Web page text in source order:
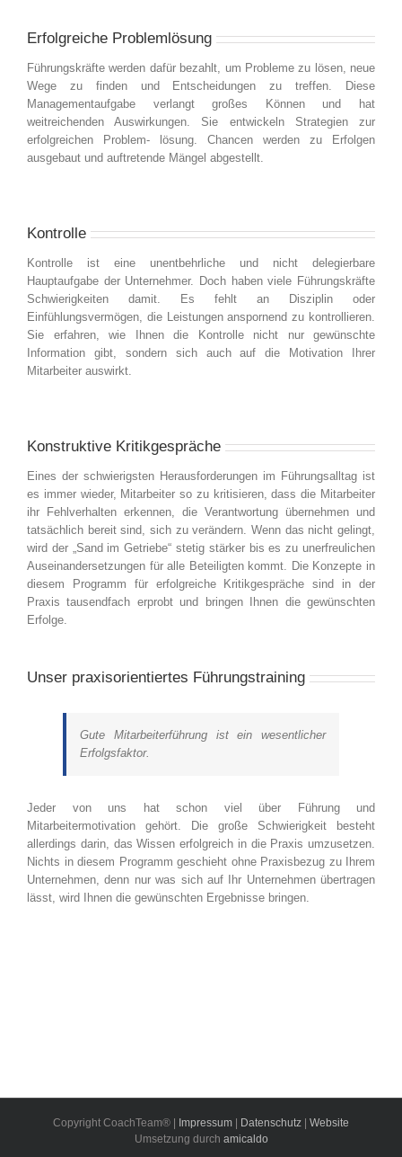
Erfolgreiche Problemlösung
Führungskräfte werden dafür bezahlt, um Probleme zu lösen, neue
Wege zu finden und Entscheidungen zu treffen. Diese
Managementaufgabe verlangt großes Können und hat
weitreichenden Auswirkungen. Sie entwickeln Strategien zur
erfolgreichen Problem- lösung. Chancen werden zu Erfolgen
ausgebaut und auftretende Mängel abgestellt.
Kontrolle
Kontrolle ist eine unentbehrliche und nicht delegierbare
Hauptaufgabe der Unternehmer. Doch haben viele Führungskräfte
Schwierigkeiten damit. Es fehlt an Disziplin oder
Einfühlungsvermögen, die Leistungen anspornend zu kontrollieren.
Sie erfahren, wie Ihnen die Kontrolle nicht nur gewünschte
Information gibt, sondern sich auch auf die Motivation Ihrer
Mitarbeiter auswirkt.
Konstruktive Kritikgespräche
Eines der schwierigsten Herausforderungen im Führungsalltag ist
es immer wieder, Mitarbeiter so zu kritisieren, dass die Mitarbeiter
ihr Fehlverhalten erkennen, die Verantwortung übernehmen und
tatsächlich bereit sind, sich zu verändern. Wenn das nicht gelingt,
wird der „Sand im Getriebe“ stetig stärker bis es zu unerfreulichen
Auseinandersetzungen für alle Beteiligten kommt. Die Konzepte in
diesem Programm für erfolgreiche Kritikgespräche sind in der
Praxis tausendfach erprobt und bringen Ihnen die gewünschten
Erfolge.
Unser praxisorientiertes Führungstraining
Gute Mitarbeiterführung ist ein wesentlicher
Erfolgsfaktor.
Jeder von uns hat schon viel über Führung und
Mitarbeitermotivation gehört. Die große Schwierigkeit besteht
allerdings darin, das Wissen erfolgreich in die Praxis umzusetzen.
Nichts in diesem Programm geschieht ohne Praxisbezug zu Ihrem
Unternehmen, denn nur was sich auf Ihr Unternehmen übertragen
lässt, wird Ihnen die gewünschten Ergebnisse bringen.
Copyright CoachTeam® | Impressum Datenschutz
Website
Umsetzung durch amicaldo